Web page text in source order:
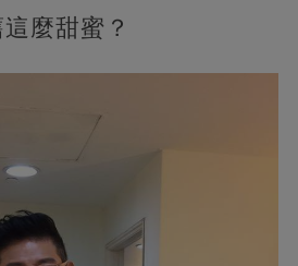
麼甜蜜？